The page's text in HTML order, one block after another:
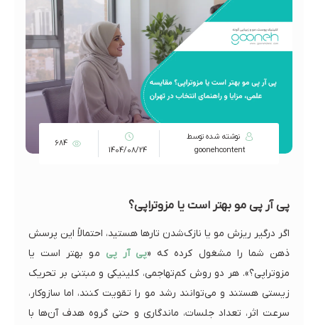
نوشته شده توسط
goonehcontent
1404/08/24
684
پی آر پی مو بهتر است یا مزوتراپی؟
اگر درگیر ریزش مو یا نازک‌شدن تارها هستید، احتمالاً این پرسش
ذهن شما را مشغول کرده که «پی آر پی مو بهتر است یا
مزوتراپی؟». هر دو روش کم‌تهاجمی، کلینیکی و مبتنی بر تحریک
زیستی هستند و می‌توانند رشد مو را تقویت کنند، اما سازوکار،
سرعت اثر، تعداد جلسات، ماندگاری و حتی گروه هدف آن‌ها با